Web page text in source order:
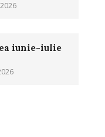
iunie-iulie